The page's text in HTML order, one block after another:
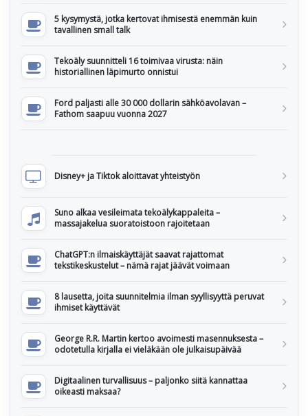
5 kysymystä, jotka kertovat ihmisestä enemmän kuin
tavallinen small talk
Tekoäly suunnitteli 16 toimivaa virusta: näin
historiallinen läpimurto onnistui
Ford paljasti alle 30 000 dollarin sähköavolavan –
Fathom saapuu vuonna 2027
Disney+ ja Tiktok aloittavat yhteistyön
Suno alkaa vesileimata tekoälykappaleita –
massajakelua suoratoistoon rajoitetaan
ChatGPT:n ilmaiskäyttäjät saavat rajattomat
tekstikeskustelut – nämä rajat jäävät voimaan
8 lausetta, joita suunnitelmia ilman syyllisyyttä peruvat
ihmiset käyttävät
George R.R. Martin kertoo avoimesti masennuksesta –
odotetulla kirjalla ei vieläkään ole julkaisupäivää
Digitaalinen turvallisuus – paljonko siitä kannattaa
oikeasti maksaa?